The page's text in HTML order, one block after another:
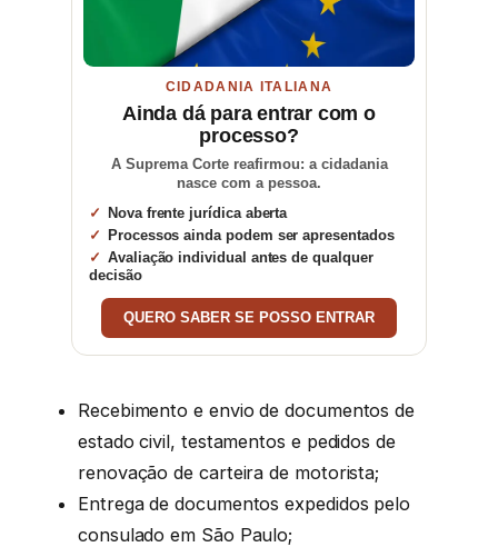
CIDADANIA ITALIANA
Ainda dá para entrar com o
processo?
A Suprema Corte reafirmou: a cidadania
nasce com a pessoa.
Nova frente jurídica aberta
Processos ainda podem ser apresentados
Avaliação individual antes de qualquer
decisão
QUERO SABER SE POSSO ENTRAR
Recebimento e envio de documentos de
estado civil, testamentos e pedidos de
renovação de carteira de motorista;
Entrega de documentos expedidos pelo
consulado em São Paulo;